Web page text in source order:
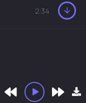
2:34